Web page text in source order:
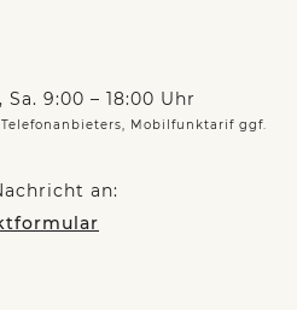
Sa. 9:00 – 18:00 Uhr
Mobilfunktarif ggf.
an: